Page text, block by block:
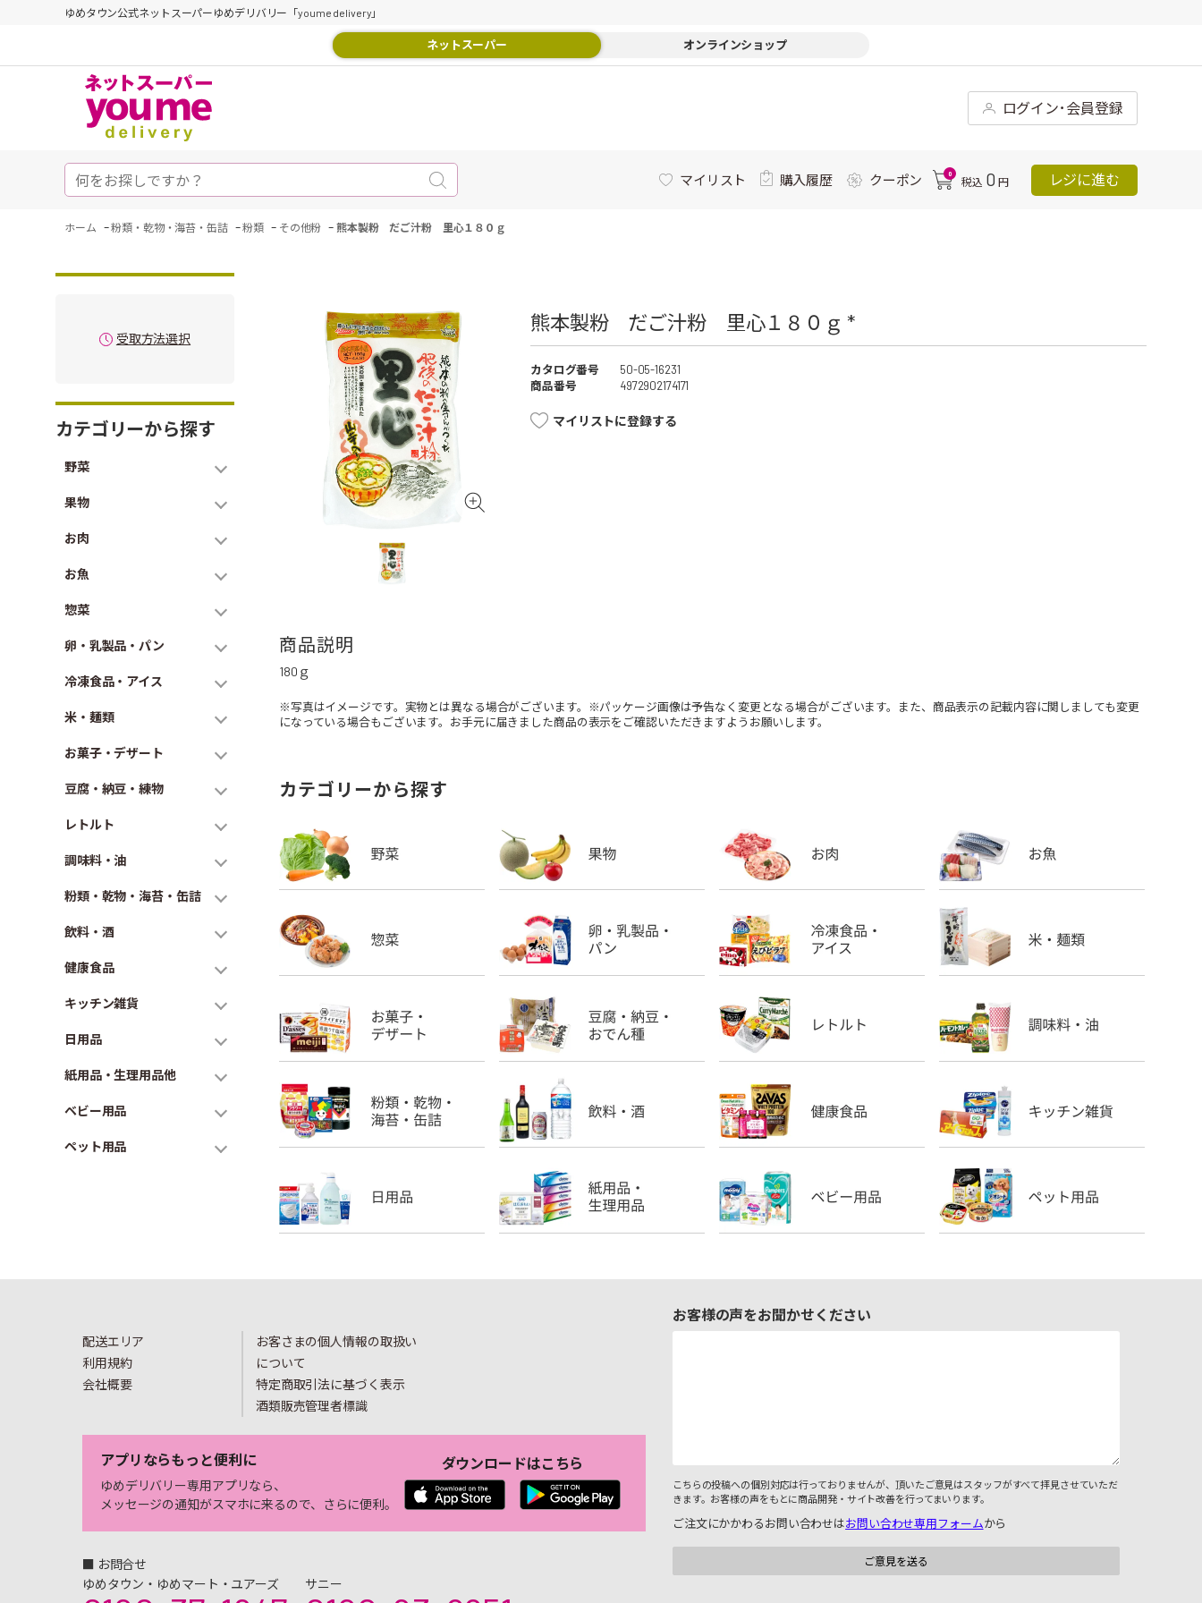
ゆめタウン公式ネットスーパーゆめデリバリー「youme delivery」
ネットスーパー オンラインショップ
ログイン･会員登録
マイリスト 購入履歴 クーポン 0
税込 0 円 レジに進む
ホーム -粉類・乾物・海苔・缶詰 -粉類 - その他粉 - 熊本製粉 だご汁粉 里心１８０ｇ
受取方法選択
カテゴリーから探す
野菜
果物
お肉
お魚
惣菜
卵・乳製品・パン
冷凍食品・アイス
米・麺類
お菓子・デザート
豆腐・納豆・練物
レトルト
調味料・油
粉類・乾物・海苔・缶詰
飲料・酒
健康食品
キッチン雑貨
日用品
紙用品・生理用品他
ベビー用品
ペット用品
熊本製粉 だご汁粉 里心１８０ｇ *
カタログ番号
50-05-16231
商品番号
4972902174171
マイリストに登録する
商品説明
180ｇ
※写真はイメージです。実物とは異なる場合がございます。※パッケージ画像は予告なく変更となる場合がございます。また、商品表示の記載内容に関しましても変更
になっている場合もございます。お手元に届きました商品の表示をご確認いただきますようお願いします。
カテゴリーから探す
配送エリア
利用規約
会社概要
お客さまの個人情報の取扱い
について
特定商取引法に基づく表示
酒類販売管理者標識
アプリならもっと便利に
ゆめデリバリー専用アプリなら、
メッセージの通知がスマホに来るので、さらに便利。
ダウンロードはこちら
■ お問合せ
ゆめタウン・ゆめマート・ユアーズ
サニー
お客様の声をお聞かせください
こちらの投稿への個別対応は行っておりませんが、頂いたご意見はスタッフがすべて拝見させていただ
きます。お客様の声をもとに商品開発・サイト改善を行ってまいります。
ご注文にかかわるお問い合わせはお問い合わせ専用フォームから